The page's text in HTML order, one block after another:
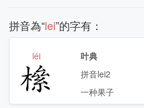
拼音為“lei”的字有：
𣚎
léi
叶典
拼音lei2
一种果子